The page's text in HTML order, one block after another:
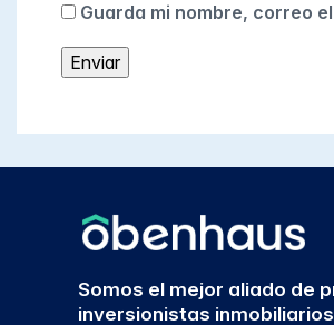
Guarda mi nombre, correo
Somos el mejor aliado de
inversionistas